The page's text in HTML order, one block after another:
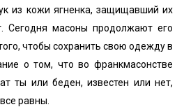
из кожи ягненка, защищавший их
Сегодня масоны продолжают его
чтобы сохранить свою одежду в
о том, что во франкмасонстве
ты или беден, известен или нет,
равны.